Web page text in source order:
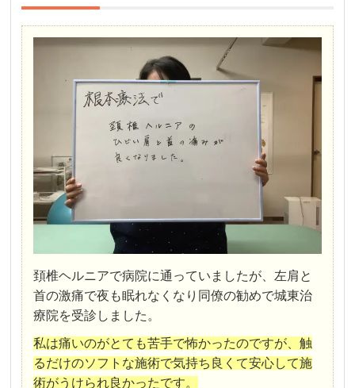
頚椎ヘルニアで病院に通っていましたが、左肩と
首の激痛で夜も眠れなくなり同僚の勧めで城東治
療院を受診しました。
私は痛いのがとても苦手で怖かったのですが、触
るだけのソフトな施術で気持ち良くて安心して施
術がうけられ良かったです。